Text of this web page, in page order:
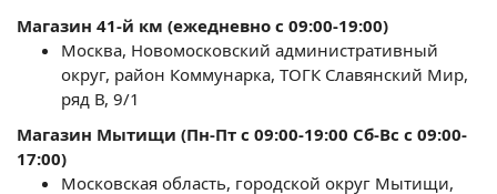
Магазин 41-й км (ежедневно с 09:00-19:00)
Москва, Новомосковский административный
округ, район Коммунарка, ТОГК Славянский Мир,
ряд В, 9/1
Магазин Мытищи (Пн-Пт с 09:00-19:00 Сб-Вс с 09:00-
17:00)
Московская область, городской округ Мытищи,